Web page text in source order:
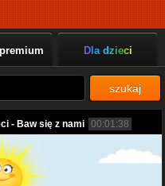
Dla dzieci
szukaj
- Baw się z nami 00:01:38